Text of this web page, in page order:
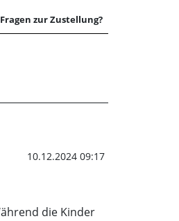
Fragen zur Zustellung?
|
10.12.2024 09:17
die Kinder